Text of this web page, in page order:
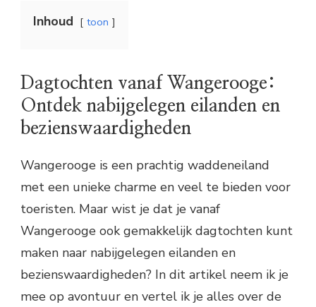
Inhoud toon
Dagtochten vanaf Wangerooge:
Ontdek nabijgelegen eilanden en
bezienswaardigheden
Wangerooge is een prachtig waddeneiland
met een unieke charme en veel te bieden voor
toeristen. Maar wist je dat je vanaf
Wangerooge ook gemakkelijk dagtochten kunt
maken naar nabijgelegen eilanden en
bezienswaardigheden? In dit artikel neem ik je
mee op avontuur en vertel ik je alles over de